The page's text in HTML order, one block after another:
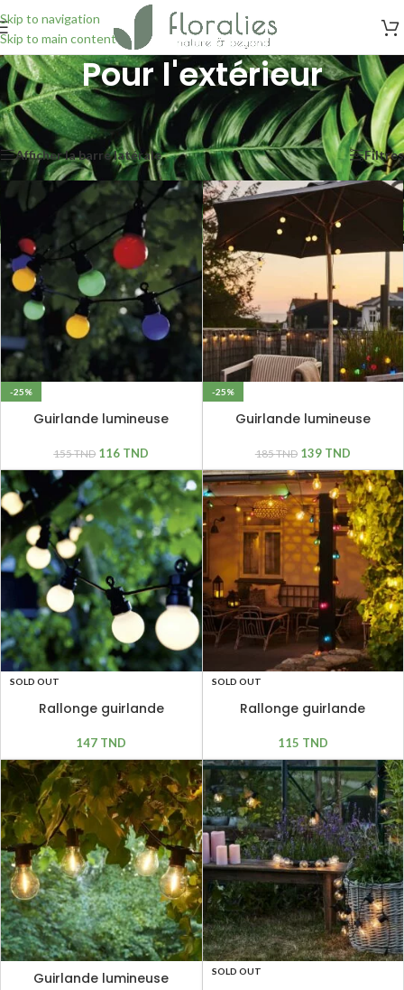
Skip to navigation
Skip to main content
Pour l'extérieur
Accueil/Produit types de luminaires
Pour l'extérieur
Affichage de 1–24 sur 33 résultats
Afficher la barre latérale Filtres
-25%
Guirlande lumineuse
ampoules verres colorés
155TND 116 TND
-25%
Guirlande lumineuse
verre givré
185TND 139 TND
SOLD OUT
Rallonge guirlande
verre givré
147 TND
SOLD OUT
Rallonge guirlande
ampoules verres colorés
115 TND
Guirlande lumineuse
SOLD OUT